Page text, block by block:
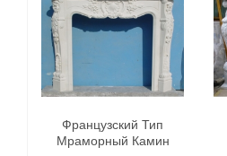
Французский Тип
Мраморный Камин